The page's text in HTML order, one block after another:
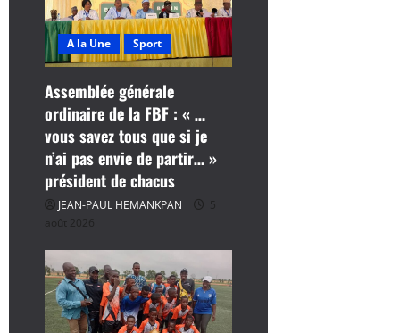
c
l
e
A la Une Sport
Assemblée générale
ordinaire de la FBF : « …
vous savez tous que si je
n’ai pas envie de partir… »
président de chacus
JEAN-PAUL HEMANKPAN
5
août 2026